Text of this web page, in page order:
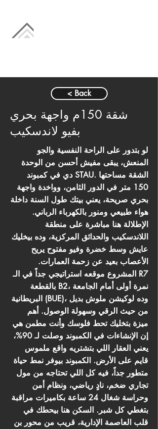
< Back
شقة 150م واجهة بحري
بفيو لاندسكيب
لو بتدور على الراحة النفسية والجو
المنعش، يبقى مفيش أحسن من الوحدة
دي في كمبوند STAU. الشقة مساحتها
150 متر في الدور الثامن، وواخدة واجهة
بحري صريحة، يعني بيتك طول السنة داخلة
هواء طبيعي ومنور بالكهرباء الرباني.
الإطلالة هنا مباشرة على منطقة
اللاندسكيب والحدائق المركزية، وده بيخليك
عايش وسط خضرة وفيو مفتوح يريح
الأعصاب بعيد عن زحمة العمارات.
المشروع موقعه استراتيجي جداً في الـ R7
بالقطعة B2، نمرة أولى أمام الجامعة
البريطانية (BUE)، وده لوكيشن ملوش بديل
من حيث الرقي وسهولة الوصول. أهم
ميزة بتخليك تحط فلوسك وأنت مطمن هي
إن الإنشاءات في الكمبوند وصلت لـ 90%،
يعني العقار اللي بتشتريه واقع ملموس
قايم على الأرض. الكمبوند بيوفر نمط حياة
متطور جداً، فيه كل اللي تحتاجه من مول
تجاري ضخم، نادٍ رياضي، ونظام أمن
وحراسة شغال 24 ساعة بكاميرات مراقبة
بتغطي كل شبر. السكن هنا بيحطك في
قلب العاصمة الإدارية، قريب من محور بن